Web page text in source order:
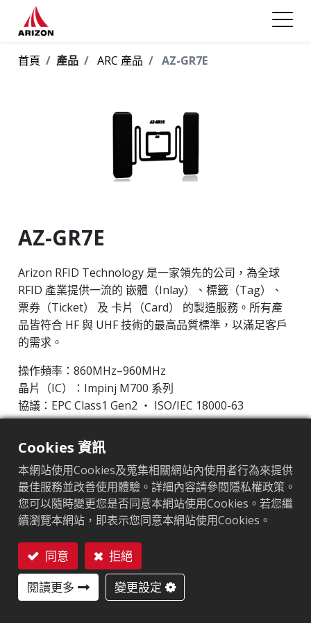
首頁 產品 ARC 產品 AZ-GR7E
AZ-GR7E
Arizon RFID Technology 是一家領先的公司，為全球
RFID 產業提供一流的 嵌體（Inlay）、標籤（Tag）、
票券（Ticket） 及 卡片（Card） 的製造服務。所有產
品皆符合 HF 與 UHF 技術的最高品質標準，以滿足客戶
的需求。
操作頻率：860MHz–960MHz
晶片（IC）：Impinj M700 系列
協議：EPC Class1 Gen2 ‧ ISO/IEC 18000-63
ARC認證
F I L O Q
晶片 : Impinj M700 Series
天線尺寸（mm）:50x30
EPC記憶體:128 bits/96 bits
用戶記憶體: 0/32 bits
Cookies 資訊
本網站使用Cookies及蒐集相關網站內使用者行為來提供
最佳服務並改善使用體驗。詳細內容請參閱隱私權政策。
您可以隨時變更您是否同意本網站使用Cookies。若您繼
續瀏覽本網站，即表示您同意本網站使用Cookies。
同意
拒絕
閱讀更多
變更設定